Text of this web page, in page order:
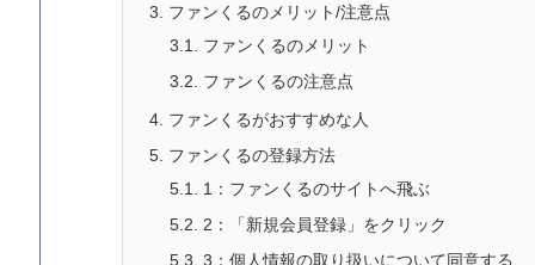
3.
ファンくるのメリット/注意点
3.1.
ファンくるのメリット
3.2.
ファンくるの注意点
4. ファンくるがおすすめな人
5. ファンくるの登録方法
5.1.
1：ファンくるのサイトへ飛ぶ
5.2.
2 ：「新規会員登録」をクリック
5.3. 3 ：個人情報の取り扱いについて同意する